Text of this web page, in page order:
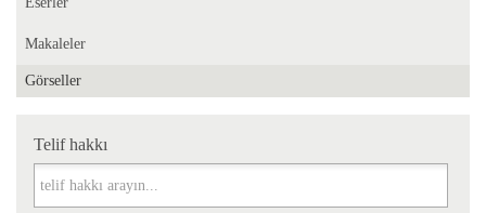
Makaleler
Görseller
Telif hakkı
Telif hakkı